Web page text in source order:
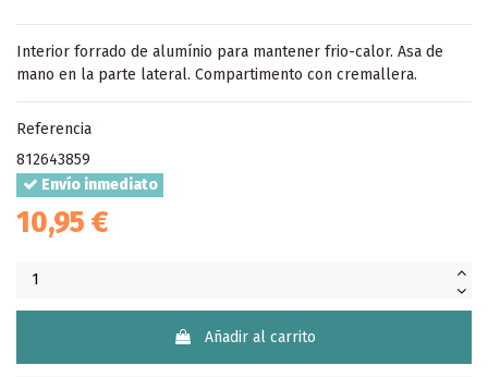
Interior forrado de alumínio para mantener frio-calor. Asa de
mano en la parte lateral. Compartimento con cremallera.
Referencia
812643859
Envío inmediato
10,95 €
Añadir al carrito